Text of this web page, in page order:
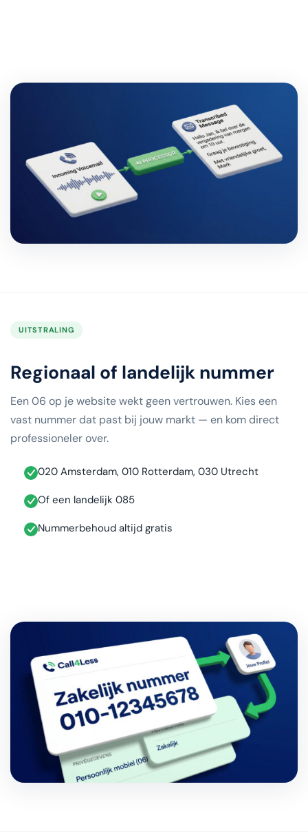
UITSTRALING
Regionaal of landelijk nummer
Een 06 op je website wekt geen vertrouwen. Kies een
vast nummer dat past bij jouw markt — en kom direct
professioneler over.
020 Amsterdam, 010 Rotterdam, 030 Utrecht
Of een landelijk 085
Nummerbehoud altijd gratis